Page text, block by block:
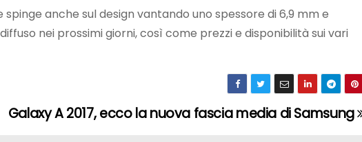
anche sul design vantando uno spessore di 6,9 mm e
nei prossimi giorni, così come prezzi e disponibilità sui vari
Galaxy A 2017, ecco la nuova fascia media di Samsung